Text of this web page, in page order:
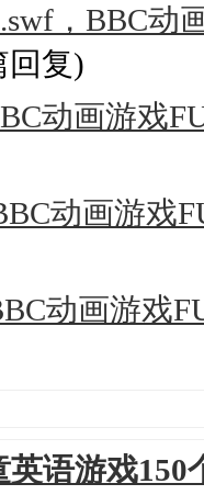
，BBC
回复)
动画游戏
动画游戏
动画游戏
英语游戏150